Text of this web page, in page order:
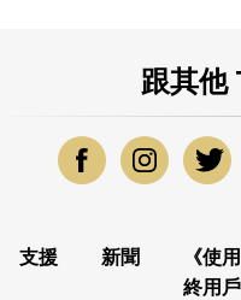
跟其他
支援 新聞 《使
終用